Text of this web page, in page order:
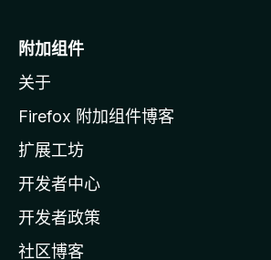
o
i
l
a
主
页
附加组件
关于
Firefox 附加组件博客
扩展工坊
开发者中心
开发者政策
社区博客